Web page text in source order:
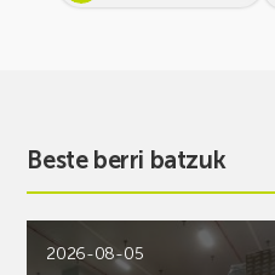
Beste berri batzuk
2026-08-05